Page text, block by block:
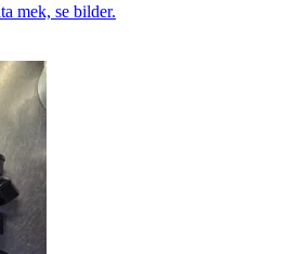
mek, se bilder.